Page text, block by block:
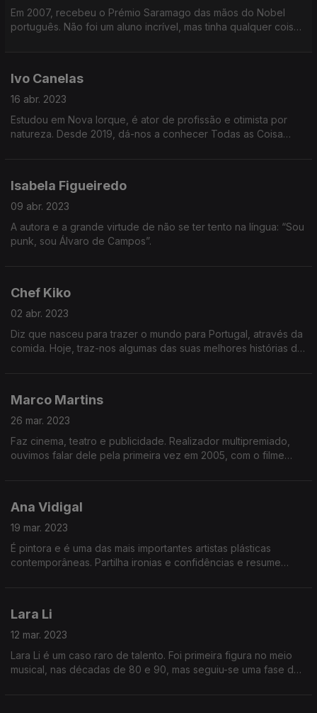
Em 2007, recebeu o Prémio Saramago das mãos do Nobel
português. Não foi um aluno incrível, mas tinha qualquer coisa
Ivo Canelas
16 abr. 2023
Estudou em Nova Iorque, é ator de profissão e otimista por
natureza. Desde 2019, dá-nos a conhecer Todas as Coisa
Isabela Figueiredo
09 abr. 2023
A autora e a grande virtude de não se ter tento na língua: “Sou
punk, sou Álvaro de Campos”.
Chef Kiko
02 abr. 2023
Diz que nasceu para trazer o mundo para Portugal, através da
comida. Hoje, traz-nos algumas das suas melhores histórias de
Marco Martins
26 mar. 2023
Faz cinema, teatro e publicidade. Realizador multipremiado,
ouvimos falar dele pela primeira vez em 2005, com o filme
Ana Vidigal
19 mar. 2023
É pintora e é uma das mais importantes artistas plásticas
contemporâneas. Partilha ironias e confidências e resume
Lara Li
12 mar. 2023
Lara Li é um caso raro de talento. Foi primeira figura no meio
musical, nas décadas de 80 e 90, mas seguiu-se uma fase de